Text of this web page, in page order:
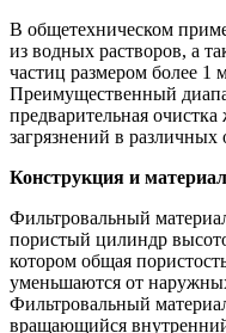
В общетехническом
из водных растворов, а
частиц размером более 1
Преимущественный
предварительная
загрязнений в
Конструкция и
Фильтровальный
пористый цилиндр
котором общая
уменьшаются от
Фильтровальный
вращающийся